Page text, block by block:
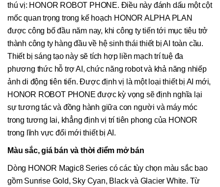
thú vị: HONOR ROBOT PHONE. Điều này đánh dấu một cột
mốc quan trọng trong kế hoạch HONOR ALPHA PLAN
được công bố đầu năm nay, khi công ty tiến tới mục tiêu trở
thành công ty hàng đầu về hệ sinh thái thiết bị AI toàn cầu.
Thiết bị sáng tạo này sẽ tích hợp liền mạch trí tuệ đa
phương thức hỗ trợ AI, chức năng robot và khả năng nhiếp
ảnh di động tiên tiến. Được định vị là một loại thiết bị AI mới,
HONOR ROBOT PHONE được kỳ vọng sẽ định nghĩa lại
sự tương tác và đồng hành giữa con người và máy móc
trong tương lai, khẳng định vị trí tiên phong của HONOR
trong lĩnh vực đổi mới thiết bị AI.
Màu sắc, giá bán và thời điểm mở bán
Dòng HONOR Magic8 Series có các tùy chọn màu sắc bao
gồm Sunrise Gold, Sky Cyan, Black và Glacier White. Từ